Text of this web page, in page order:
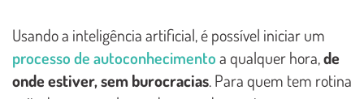
Usando a inteligência artificial, é possível iniciar um
processo de autoconhecimentoa qualquer hora,de
onde estiver, sem burocracias. Para quem tem rotina